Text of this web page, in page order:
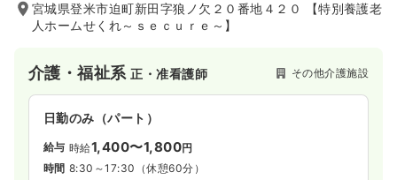
宮城県登米市迫町新田字狼ノ欠２０番地４２０ 【特別養護老
人ホームせくれ～ｓｅｃｕｒｅ～】
介護・福祉系正・准看護師 その他介護施設
日勤のみ（パート）
給与 時給1,400〜1,800円
時間 8:30～17:30 （休憩60分）